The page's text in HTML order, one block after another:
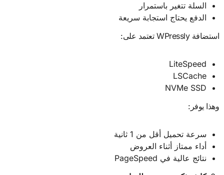
السلة تتغير باستمرار
الدفع يحتاج استجابة سريعة
استضافة WPressly تعتمد على:
LiteSpeed
LSCache
NVMe SSD
وهذا يوفر:
سرعة تحميل أقل من 1 ثانية
أداء ممتاز أثناء العروض
نتائج عالية في PageSpeed